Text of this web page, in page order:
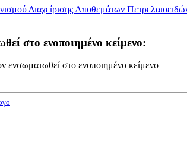
Διαχείρισης Αποθεμάτων
στο ενοποιημένο κείμενο:
ενσωματωθεί στο ενοποιημένο κείμενο